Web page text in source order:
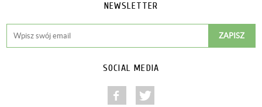
NEWSLETTER
SOCIAL MEDIA